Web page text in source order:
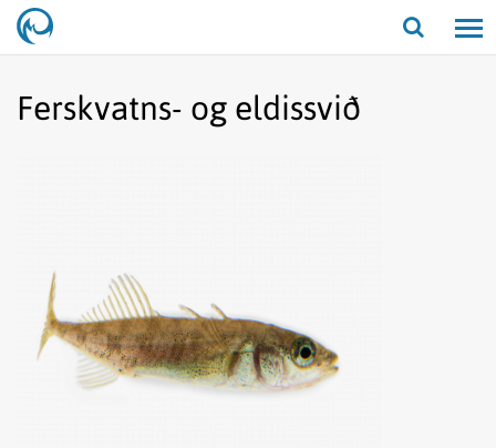
Opna/
Ferskvatns- og eldissvið